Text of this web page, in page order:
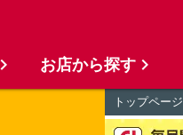
トップページ
お店から探す